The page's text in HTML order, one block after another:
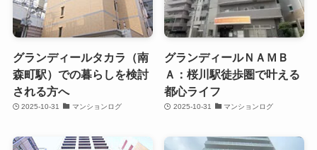
グランディールタカラ（南
森町駅）での暮らしを検討
される方へ
2025-10-31 マンションログ
グランディールＮＡＭＢ
Ａ：桜川駅徒歩圏で叶える
都心ライフ
2025-10-31 マンションログ